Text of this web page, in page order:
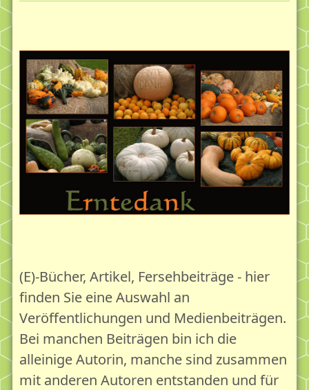
Verbunden mit...
Die erschöpfte Gesellschaft
Die Erschöpfungskrise des Erwachsenen - Die Lage
Erschöpfungsdepression - Depression
Der erschöpfte Erwachsene
Die erschöpfte Gesellschaft
Erschöpfung als Aufgabe und Chance
Leben & Reife 18plus
Lebensgartenpflege mit Bildung, Beratung,
Begegnung
Als Gesellschaft reifen - Ressourcen stärken
Unsere Angebote für Deinen Lebensgarten
Bildung
(E)-Bücher, Artikel, Fersehbeiträge - hier
finden Sie eine Auswahl an
Veröffentlichungen und Medienbeiträgen.
Bei manchen Beiträgen bin ich die
alleinige Autorin, manche sind zusammen
mit anderen Autoren entstanden und für